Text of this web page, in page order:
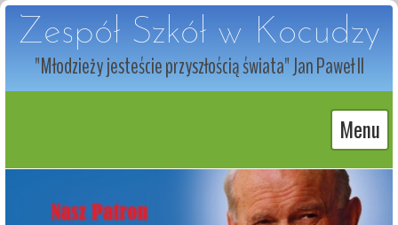
Zespół Szkół w Kocudzy
"Młodzieży jesteście przyszłością świata" Jan Paweł II
Menu